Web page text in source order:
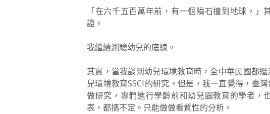
「在六千五百萬年前，有一個隕石撞到地球。
證。
我繼續測驗幼兒的底線。
其實，當我談到幼兒環境教育時，全中華民國都
兒環境教育SSCI的研究。但是，我一直覺得，臺
做研究，專們進行學齡前和幼兒園教育的學者，
表，都搞不定。只能做做看質性的分析。